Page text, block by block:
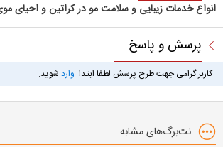
انواع خدمات زیبایی و سلامت مو در کراتین و احیای
پرسش و پاسخ
کاربر گرامی جهت طرح پرسش لطفا ابتدا وارد شوید.
نت‌برگ‌های مشابه